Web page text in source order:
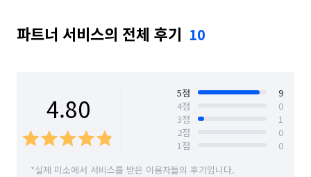
파트너 서비스의 전체 후기 10
4.80 5점
9
4점
0
3점
1
2점
0
1점
0
*실제 미소에서 서비스를 받은 이용자들의 후기입니다.